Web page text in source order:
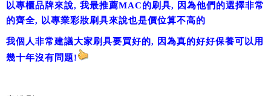
以專櫃品牌來說, 我最推薦MAC的刷具, 因為他們的選擇非常
的齊全, 以專業彩妝刷具來說也是價位算不高的
我個人非常建議大家刷具要買好的, 因為真的好好保養可以用
幾十年沒有問題!